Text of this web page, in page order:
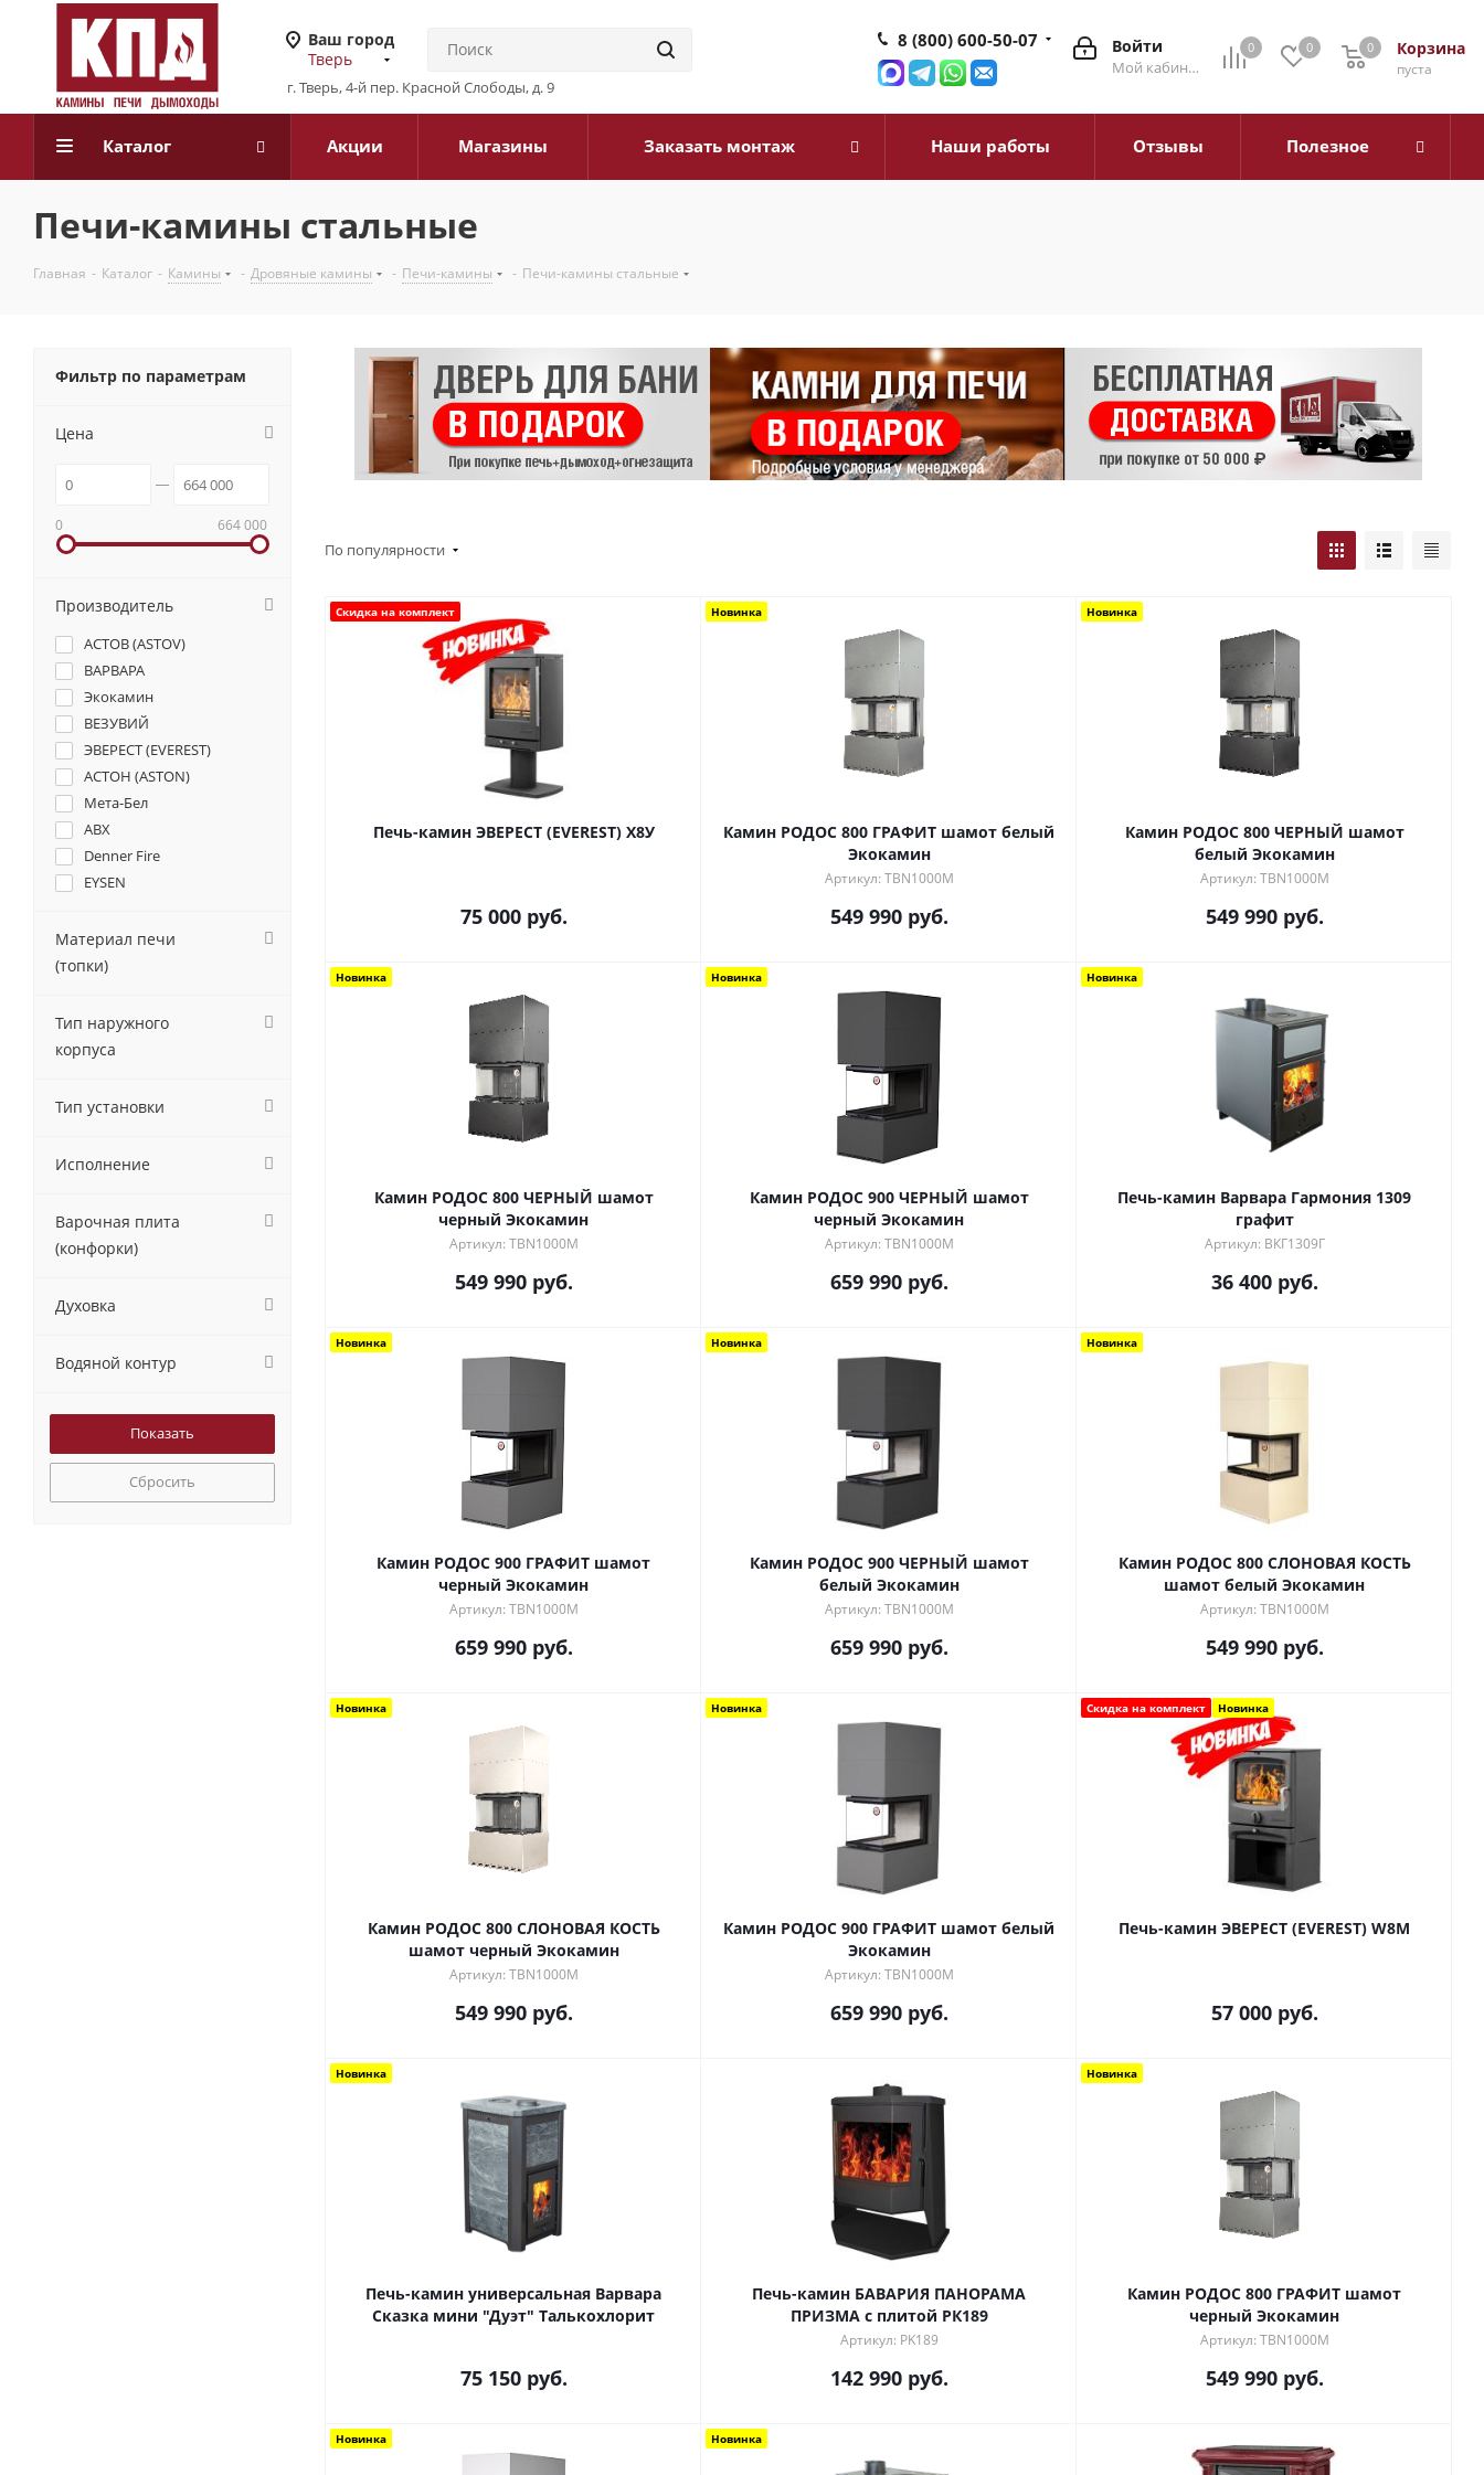
Ваш город
Тверь
г. Тверь, 4-й пер. Красной Слободы, д. 9
0 0 Корзина
0
пуста
0
Войти
Мой кабинет
8 (800) 600-50-07
Каталог Акции Магазины Заказать монтаж Наши работы Отзывы Полезное
Печи-камины стальные
Главная - Каталог - Камины - Дровяные камины - Печи-камины - Печи-камины стальные
По популярности
Скидка на комплект
Печь-камин ЭВЕРЕСТ (EVEREST) Х8У
75 000руб.
Новинка
Камин РОДОС 800 ГРАФИТ шамот белый
Экокамин
Артикул: TBN1000M
549 990руб.
Новинка
Камин РОДОС 800 ЧЕРНЫЙ шамот
белый Экокамин
Артикул: TBN1000M
549 990руб.
Новинка
Камин РОДОС 800 ЧЕРНЫЙ шамот
черный Экокамин
Артикул: TBN1000M
549 990руб.
Новинка
Камин РОДОС 900 ЧЕРНЫЙ шамот
черный Экокамин
Артикул: TBN1000M
659 990руб.
Новинка
Печь-камин Варвара Гармония 1309
графит
Артикул: ВКГ1309Г
36 400руб.
Новинка
Камин РОДОС 900 ГРАФИТ шамот
черный Экокамин
Артикул: TBN1000M
659 990руб.
Новинка
Камин РОДОС 900 ЧЕРНЫЙ шамот
белый Экокамин
Артикул: TBN1000M
659 990руб.
Новинка
Камин РОДОС 800 СЛОНОВАЯ КОСТЬ
шамот белый Экокамин
Артикул: TBN1000M
549 990руб.
Новинка
Камин РОДОС 800 СЛОНОВАЯ КОСТЬ
шамот черный Экокамин
Артикул: TBN1000M
549 990руб.
Новинка
Камин РОДОС 900 ГРАФИТ шамот белый
Экокамин
Артикул: TBN1000M
659 990руб.
Скидка на комплект Новинка
Печь-камин ЭВЕРЕСТ (EVEREST) W8M
57 000руб.
Новинка
Печь-камин универсальная Варвара
Сказка мини "Дуэт" Талькохлорит
75 150руб.
Печь-камин БАВАРИЯ ПАНОРАМА
ПРИЗМА с плитой РК189
Артикул: PK189
142 990руб.
Новинка
Камин РОДОС 800 ГРАФИТ шамот
черный Экокамин
Артикул: TBN1000M
549 990руб.
Новинка Новинка
Фильтр по параметрам
Цена
0 664 000
Производитель
АСТОВ (ASTOV)
ВАРВАРА
Экокамин
ВЕЗУВИЙ
ЭВЕРЕСТ (EVEREST)
АСТОН (ASTON)
Мета-Бел
ABX
Denner Fire
EYSEN
БЛЭК СТОВ (BLACK STOVE)
НМК
Материал печи
(топки)
Тип наружного
корпуса
Тип установки
Исполнение
Варочная плита
(конфорки)
Духовка
Водяной контур
Сбросить